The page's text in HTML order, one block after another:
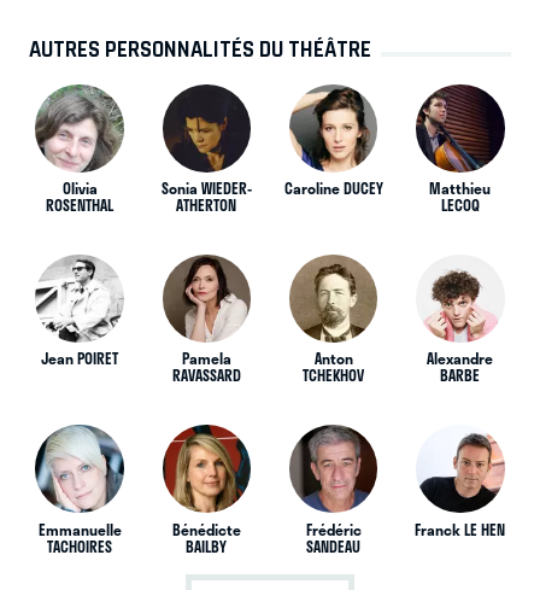
AUTRES PERSONNALITÉS DU THÉÂTRE
Olivia
ROSENTHAL
Sonia WIEDER-
ATHERTON
Caroline DUCEY Matthieu
LECOQ
Jean POIRET Pamela
RAVASSARD
Anton
TCHEKHOV
Alexandre
BARBE
Emmanuelle
TACHOIRES
Bénédicte
BAILBY
Frédéric
SANDEAU
Franck LE HEN